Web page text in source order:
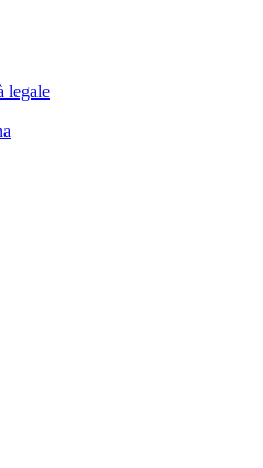
legale